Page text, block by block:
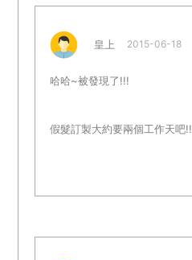
皇上 2015-06-18
哈哈~被發現了!!!
假髮訂製大約要兩個工作天吧!!